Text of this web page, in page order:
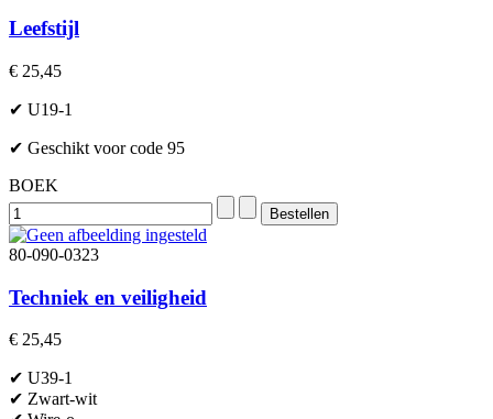
Leefstijl
€ 25,45
✔ U19-1
✔ Geschikt voor code 95
BOEK
80-090-0323
Techniek en veiligheid
€ 25,45
✔ U39-1
✔ Zwart-wit